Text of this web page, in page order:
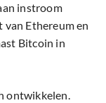
instroom
Ethereum en
Bitcoin in
ontwikkelen.